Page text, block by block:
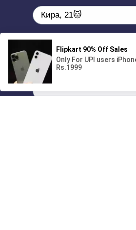
01/07
00:00
Кира, 21🐱
Поиграешь со мной? 💖🐾